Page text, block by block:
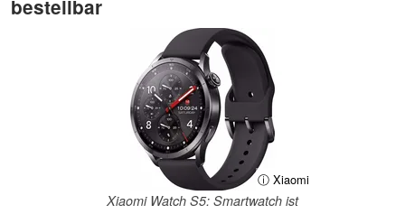
bestellbar
ⓘ Xiaomi
Xiaomi Watch S5: Smartwatch ist